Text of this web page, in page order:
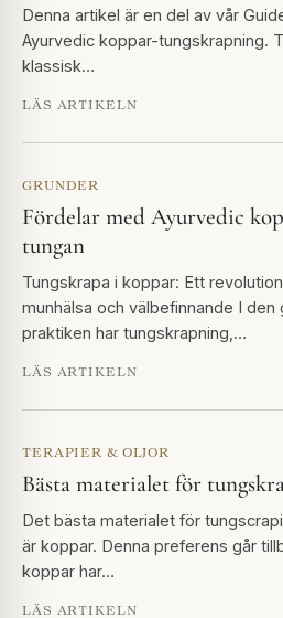
Denna artikel är en del av vår
Ayurvedic koppar-tungskrapning.
klassisk…
LÄS ARTIKELN
GRUNDER
Fördelar med Ayurvedic
tungan
Tungskrapa i koppar: Ett
munhälsa och välbefinnande I den
praktiken har tungskrapning,…
LÄS ARTIKELN
TERAPIER & OLJOR
Bästa materialet för
Det bästa materialet för
är koppar. Denna preferens går
koppar har…
LÄS ARTIKELN